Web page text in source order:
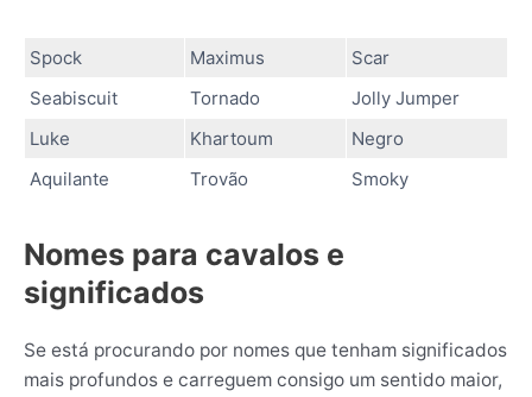
Spock Maximus
Scar
Seabiscuit
Tornado
Jolly Jumper
Luke
Khartoum
Negro
Aquilante
Trovão Smoky
Nomes para cavalos e
significados
Se está procurando por nomes que tenham significados
mais profundos e carreguem consigo um sentido maior,